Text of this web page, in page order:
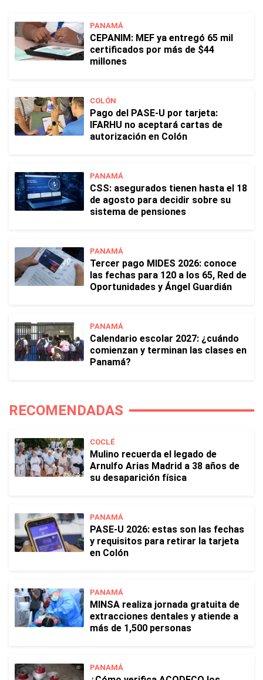
PANAMÁ
CEPANIM: MEF ya entregó 65 mil
certificados por más de $44
millones
COLÓN
Pago del PASE-U por tarjeta:
IFARHU no aceptará cartas de
autorización en Colón
PANAMÁ
CSS: asegurados tienen hasta el 18
de agosto para decidir sobre su
sistema de pensiones
PANAMÁ
Tercer pago MIDES 2026: conoce
las fechas para 120 a los 65, Red de
Oportunidades y Ángel Guardián
PANAMÁ
Calendario escolar 2027: ¿cuándo
comienzan y terminan las clases en
Panamá?
RECOMENDADAS
COCLÉ
Mulino recuerda el legado de
Arnulfo Arias Madrid a 38 años de
su desaparición física
PANAMÁ
PASE-U 2026: estas son las fechas
y requisitos para retirar la tarjeta
en Colón
PANAMÁ
MINSA realiza jornada gratuita de
extracciones dentales y atiende a
más de 1,500 personas
PANAMÁ